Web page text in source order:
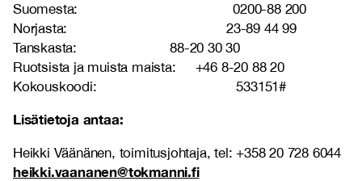
Suomesta: 0200-88 200
Norjasta: 23-89 44 99
Tanskasta: 88-20 30 30
Ruotsista ja muista maista: +46 8-20 88 20
Kokouskoodi: 533151#
Lisätietoja antaa:
Heikki Väänänen, toimitusjohtaja, tel: +358 20 728 6044
heikki.vaananen@tokmanni.fi